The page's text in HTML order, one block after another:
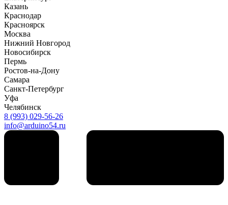
Казань
Краснодар
Красноярск
Москва
Нижний Новгород
Новосибирск
Пермь
Ростов-на-Дону
Самара
Санкт-Петербург
Уфа
Челябинск
8 (993) 029-56-26
info@arduino54.ru